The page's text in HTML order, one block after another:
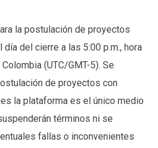
la postulación de proyectos
del cierre a las 5:00 p.m., hora
(UTC/GMT-5). Se
de proyectos con
la plataforma es el único medio
términos ni se
fallas o inconvenientes